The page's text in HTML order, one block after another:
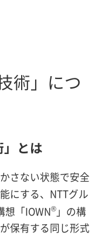
術」につ
とは
さない状態で安全
にする、NTTグル
想「IOWN®」の構
保有する同じ形式